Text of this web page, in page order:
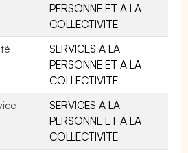
PERSONNE ET A LA
COLLECTIVITE
SERVICES A LA
PERSONNE ET A LA
COLLECTIVITE
SERVICES A LA
PERSONNE ET A LA
COLLECTIVITE